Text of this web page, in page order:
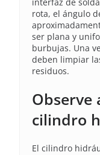
rota, el ángulo
ser plana y
burbujas. Una
deben limpiar
residuos.
Observe
cilindro
El cilindro